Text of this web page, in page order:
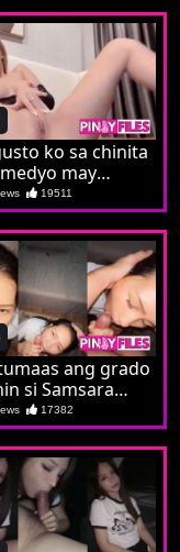
ko sa chinita
may
19511
ang grado
si Samsara
ganado
17382